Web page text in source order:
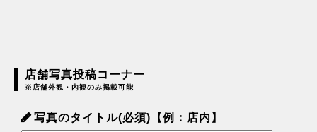
店舗写真投稿コーナー
※店舗外観・内観のみ掲載可能
写真のタイトル(必須)【例：店内】